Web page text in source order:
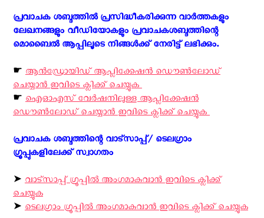
പ്രവാചക ശബ്ദത്തിൽ പ്രസിദ്ധീകരിക്കുന്ന വാർത്തകളും
ലേഖനങ്ങളും വീഡിയോകളും പ്രവാചകശബ്ദത്തിന്റെ
മൊബൈൽ ആപ്പിലൂടെ നിങ്ങൾക്ക് നേരിട്ട് ലഭിക്കും. ‍
☛ ആന്‍ഡ്രോയിഡ് ആപ്ലിക്കേഷന്‍ ഡൌണ്‍ലോഡ്
ചെയ്യാന്‍ ഇവിടെ ക്ലിക്ക് ചെയ്യുക ‍
☛ ഐ‌ഓ‌എസ് വേര്‍ഷനിലുള്ള ആപ്ലിക്കേഷന്‍
ഡൌണ്‍ലോഡ് ചെയ്യാന്‍ ഇവിടെ ക്ലിക്ക് ചെയ്യുക ‍
പ്രവാചക ശബ്ദത്തിന്റെ വാട്സാപ്പ്/ ടെലഗ്രാം
ഗ്രൂപ്പുകളിലേക്ക് സ്വാഗതം ‍
➤ വാട്സാപ്പ് ഗ്രൂപ്പിൽ അംഗമാകുവാൻ ഇവിടെ ക്ലിക്ക്
ചെയ്യുക
➤ ടെലഗ്രാം ഗ്രൂപ്പിൽ അംഗമാകുവാൻ ഇവിടെ ക്ലിക്ക് ചെയ്യുക